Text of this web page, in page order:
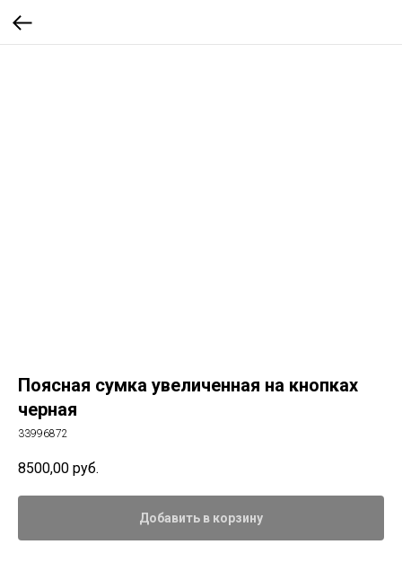
Поясная сумка увеличенная на кнопках
черная
33996872
8500,00 руб.
Добавить в корзину